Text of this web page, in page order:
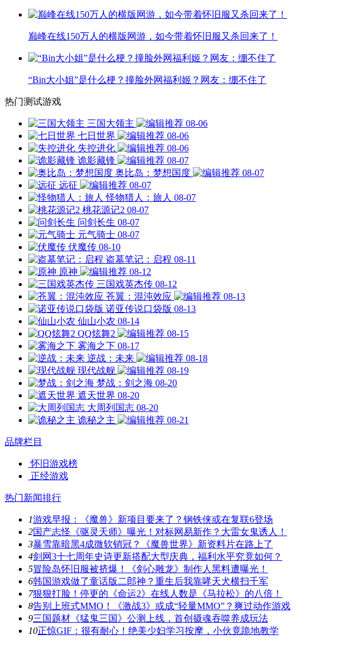
巅峰在线150万人的横版网游，如今带着怀旧服又杀回来了！
“Bin大小姐”是什么梗？撞脸外网福利姬？网友：绷不住了
热门测试游戏
三国大领主
08-06
七日世界
08-06
失控进化
08-06
诡影藏锋
08-07
奥比岛：梦想国度
08-07
远征
08-07
怪物猎人：旅人 08-07
桃花源记2 08-07
问剑长生 08-07
元气骑士 08-07
伏魔传 08-10
盗墓笔记：启程 08-11
原神
08-12
三国戏英杰传 08-12
苍翼：混沌效应
08-13
诺亚传说口袋版 08-13
仙山小农 08-14
QQ炫舞2
08-15
雾海之下 08-17
逆战：未来
08-18
现代战舰
08-19
梦战：剑之海 08-20
遮天世界 08-20
大周列国志 08-20
诡秘之主
08-21
品牌栏目
怀旧游戏榜
正经游戏
热门新闻排行
1游戏早报：《魔兽》新项目要来了？钢铁侠或在复联6登场
2国产志怪《驱灵天师》曝光！对标网易新作？大雷女鬼诱人！
3暴雪靠暗黑4成微软销冠？《魔兽世界》新资料片在路上了
4剑网3十七周年史诗更新搭配大型庆典，福利水平究竟如何？
5冒险岛怀旧服被挤爆！《剑心雕龙》制作人黑料遭曝光！
6韩国游戏做了童话版二郎神？重生后我靠哮天犬横扫千军
7狠狠打脸！停更的《命运2》在线人数是《马拉松》的八倍！
8告别上班式MMO！《激战3》或成“轻量MMO”？爽过动作游戏
9三国题材《猛鬼三国》公测上线，首创摄魂吞噬养成玩法
10正惊GIF：很有耐心！绝美少妇学习按摩，小伙竟跪地教学